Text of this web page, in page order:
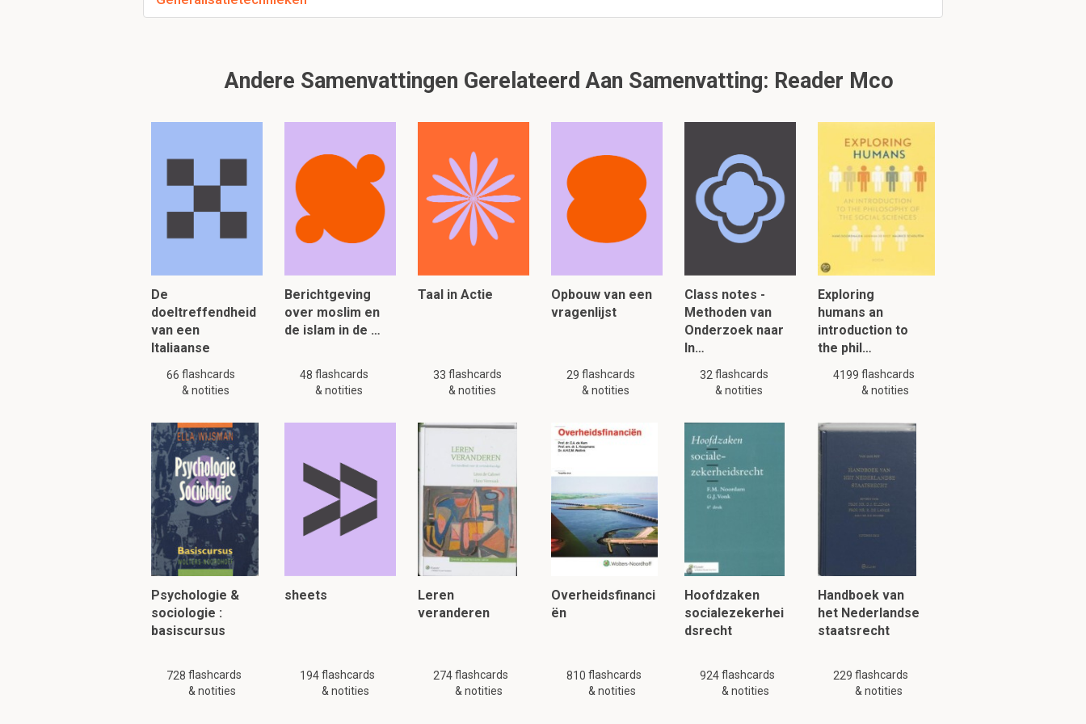
Andere Samenvattingen Gerelateerd Aan Samenvatting: Reader Mco
De
doeltreffendheid
van een
Italiaanse
66 flashcards
& notities
Berichtgeving
over moslim en
de islam in de …
48 flashcards
& notities
Taal in Actie
33 flashcards
& notities
Opbouw van een
vragenlijst
29 flashcards
& notities
Class notes -
Methoden van
Onderzoek naar
In…
32 flashcards
& notities
Exploring
humans an
introduction to
the phil…
4199 flashcards
& notities
Psychologie &
sociologie :
basiscursus
728 flashcards
& notities
sheets
194flashcards
& notities
Leren
veranderen
274flashcards
& notities
Overheidsfinanci
ën
810 flashcards
& notities
Hoofdzaken
socialezekerhei
dsrecht
924flashcards
& notities
Handboek van
het Nederlandse
staatsrecht
229 flashcards
& notities